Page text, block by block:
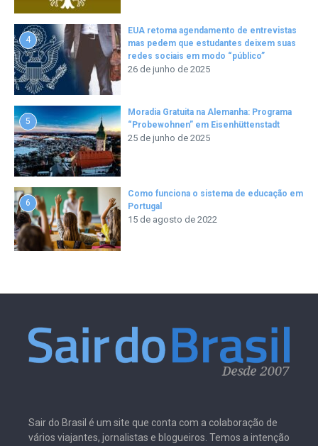
4
EUA retoma agendamento de entrevistas
mas pedem que estudantes deixem suas
redes sociais em modo “público”
26 de junho de 2025
5
Moradia Gratuita na Alemanha: Programa
“Probewohnen” em Eisenhüttenstadt
25 de junho de 2025
6
Como funciona o sistema de educação em
Portugal
15 de agosto de 2022
Sair do Brasil é um site que conta com a colaboração de
vários viajantes, jornalistas e blogueiros. Temos a intenção